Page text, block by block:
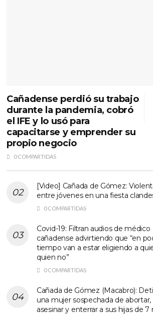
Cañadense perdió su trabajo
durante la pandemia, cobró
el IFE y lo usó para
capacitarse y emprender su
propio negocio
0 COMPARTIDAS
[Video] Cañada de Gómez:
entre jóvenes en una fiesta
0 COMPARTIDAS
Covid-19: Filtran audios de médico
cañadense advirtiendo que “en
tiempo van a estar eligiendo a
quien no”
0 COMPARTIDAS
Cañada de Gómez (Macabro):
una mujer sospechada de abortar,
asesinar y enterrar a sus hijas de 7